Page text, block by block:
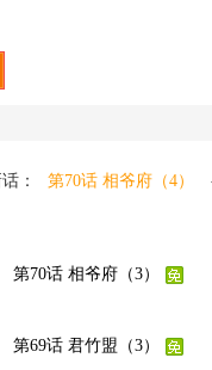
身边人最后结局的楚阳又
地址：http://
： 第70话 相爷府（4）
第70话 相爷府（3）
第69话 君竹盟（3）